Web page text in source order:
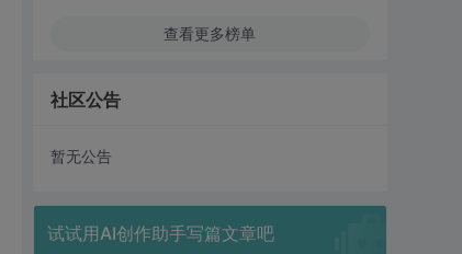
查看更多榜单
社区公告
暂无公告
试试用AI创作助手写篇文章吧